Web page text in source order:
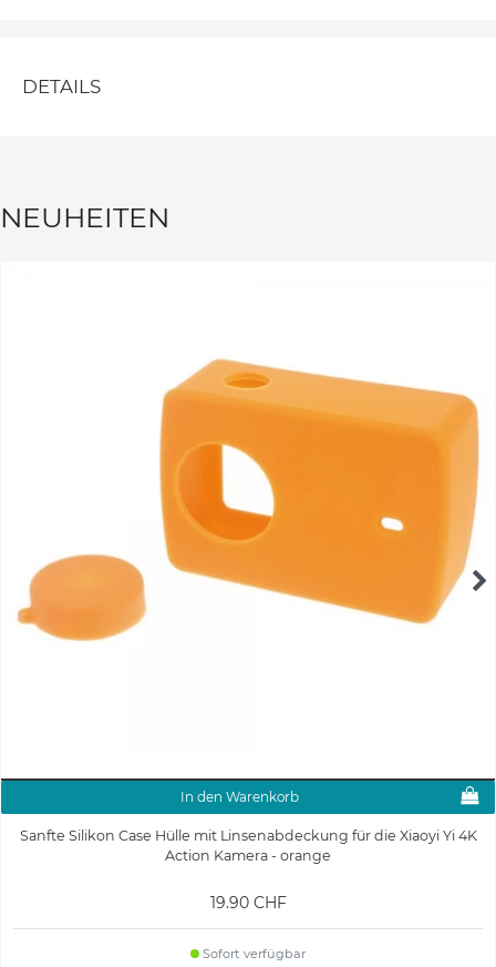
DETAILS
NEUHEITEN
In den Warenkorb
Sanfte Silikon Case Hülle mit Linsenabdeckung für die Xiaoyi Yi 4K
Action Kamera - orange
19.90 CHF
Sofort verfügbar